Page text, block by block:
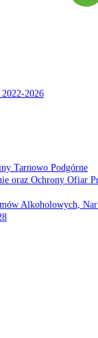
2026
Tarnowo Podgórne
oraz Ochrony Ofiar
Alkoholowych,